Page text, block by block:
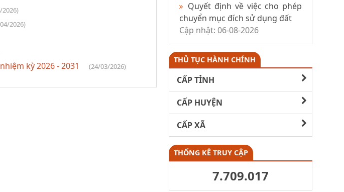
2026)
2026)
kỳ 2026 - 2031 (24/03/2026)
Quyết định về việc cho phép
chuyển mục đích sử dụng đất
Cập nhật: 06-08-2026
THỦ TỤC HÀNH CHÍNH
CẤP TỈNH
CẤP HUYỆN
CẤP XÃ
THỐNG KÊ TRUY CẬP
7.709.017